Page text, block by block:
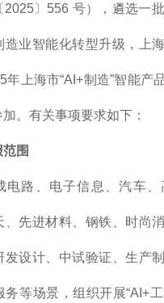
2025〕556 号），遴选一
造业智能化转型升级，上
年上海市“AI+制造”智能产
。有关事项要求如下：
围
电路、电子信息、汽车
、先进材料、钢铁、时尚
设计、中试验证、生产
等场景，组织开展“AI+工